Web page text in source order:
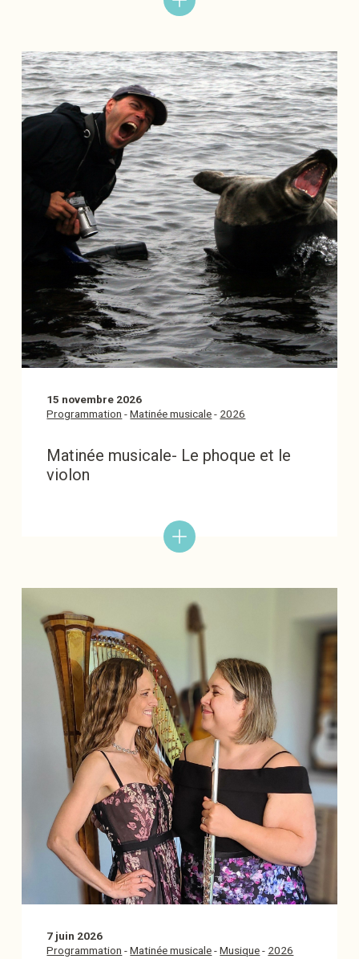
15 novembre 2026
Programmation -Matinée musicale- 2026
Matinée musicale- Le phoque et le
violon
7 juin 2026
Programmation -Matinée musicale-Musique- 2026